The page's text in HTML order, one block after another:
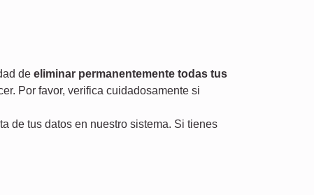
de eliminar permanentemente todas tus
Por favor, verifica cuidadosamente si
de tus datos en nuestro sistema. Si tienes